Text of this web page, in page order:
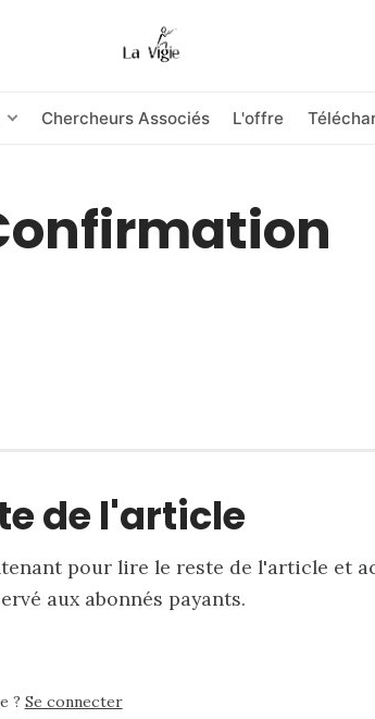
Chercheurs Associés L'offre
de l'article
pour lire le reste de l'article et
aux abonnés payants.
? Se connecter